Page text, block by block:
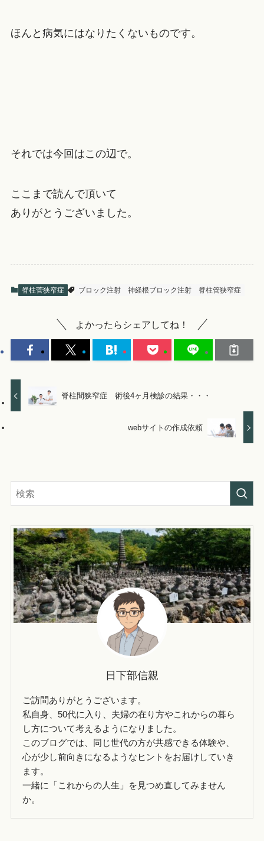
ほんと病気にはなりたくないものです。
それでは今回はこの辺で。
ここまで読んで頂いて
ありがとうございました。
脊柱菅狭窄症 ブロック注射 神経根ブロック注射 脊柱管狭窄症
よかったらシェアしてね！
脊柱間狭窄症 術後4ヶ月検診の結果・・・
webサイトの作成依頼
日下部信親
ご訪問ありがとうございます。
私自身、50代に入り、夫婦の在り方やこれからの暮ら
し方について考えるようになりました。
このブログでは、同じ世代の方が共感できる体験や、
心が少し前向きになるようなヒントをお届けしていき
ます。
一緒に「これからの人生」を見つめ直してみません
か。